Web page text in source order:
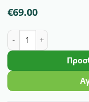
€69.00
Θερμοκήπιο